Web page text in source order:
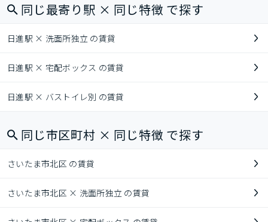
同じ最寄り駅 × 同じ特徴 で探す
日進駅 × 洗面所独立 の賃貸
日進駅 × 宅配ボックス の賃貸
日進駅 × バストイレ別 の賃貸
同じ市区町村 × 同じ特徴 で探す
さいたま市北区 の賃貸
さいたま市北区 × 洗面所独立 の賃貸